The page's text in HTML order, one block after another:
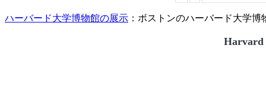
ハーバード大学博物館の展示 ：ボストンのハーバード大学博
Harvard